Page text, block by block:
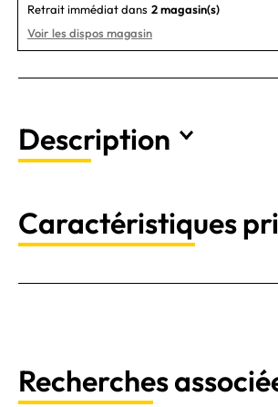
Retrait immédiat dans 2 magasin(s)
Voir les dispos magasin
Description
Caractéristiques
Recherches